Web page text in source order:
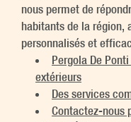
nous permet de
habitants de la région,
personnalisés et
Pergola De
extérieurs
Des services
Contactez-nous